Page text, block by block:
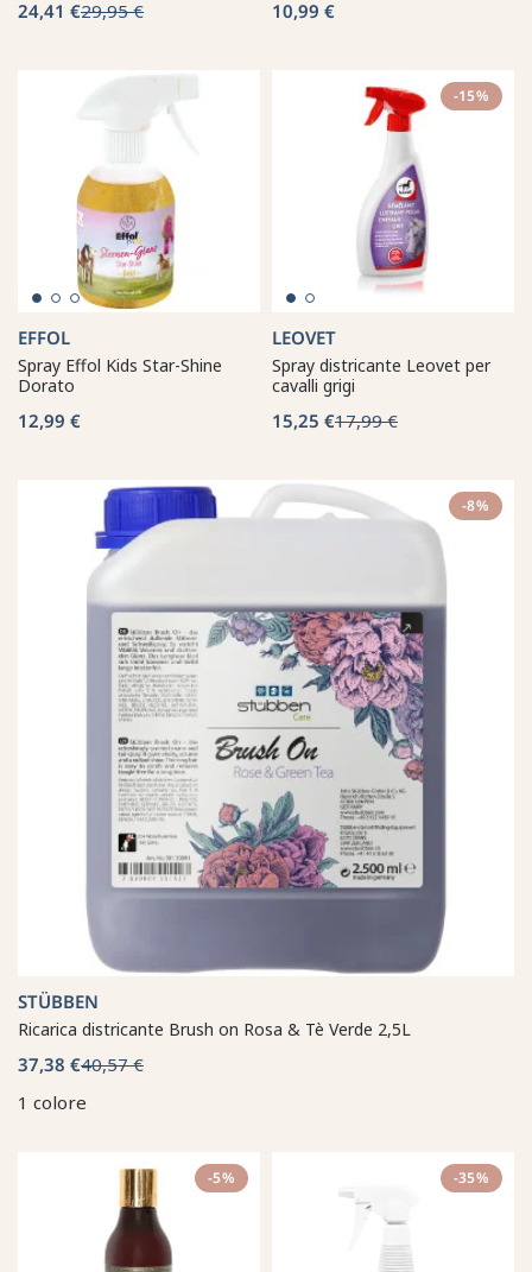
24,41 €29,95 € 10,99 €
EFFOL
Spray Effol Kids Star-Shine
Dorato
12,99 €
-15%
LEOVET
Spray districante Leovet per
cavalli grigi
15,25 €17,99 €
-8%
STÜBBEN
Ricarica districante Brush on Rosa & Tè Verde 2,5L
37,38 €40,57 €
1 colore
-5% -35%